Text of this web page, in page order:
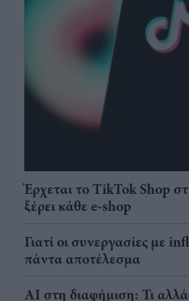
Έρχεται το TikTok Shop
ξέρει κάθε e-shop
Γιατί οι συνεργασίες με
πάντα αποτέλεσμα
AI στη διαφήμιση: Τι